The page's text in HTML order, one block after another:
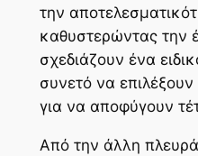
την
καθυστερώντας την
σχεδιάζουν ένα
συνετό να
για να αποφύγουν
Από την άλλη